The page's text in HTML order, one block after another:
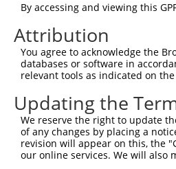
By accessing and viewing this
Attribution
You agree to acknowledge the
databases or software in
relevant tools as indicated on
Updating the
We reserve the right to update
of any changes by placing a
revision will appear on this, the
our online services. We will also